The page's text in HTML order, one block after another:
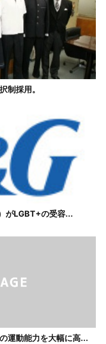
択制採用。
がLGBT+の受容...
運動能力を大幅に高...